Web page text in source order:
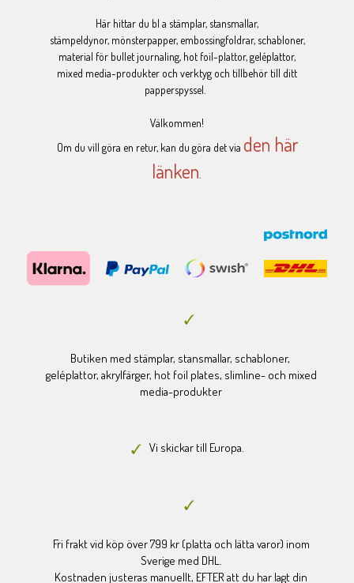
Här hittar du bl a stämplar, stansmallar,
stämpeldynor, mönsterpapper, embossingfoldrar, schabloner,
material för bullet journaling, hot foil-plattor, geléplattor,
mixed media-produkter och verktyg och tillbehör till ditt
papperspyssel.
Välkommen!
Om du vill göra en retur, kan du göra det via den här
länken.
Butiken med stämplar, stansmallar, schabloner,
geléplattor, akrylfärger, hot foil plates, slimline- och mixed
media-produkter
Vi skickar till Europa.
Fri frakt vid köp över 799 kr (platta och lätta varor) inom
Sverige med DHL.
Kostnaden justeras manuellt, EFTER att du har lagt din